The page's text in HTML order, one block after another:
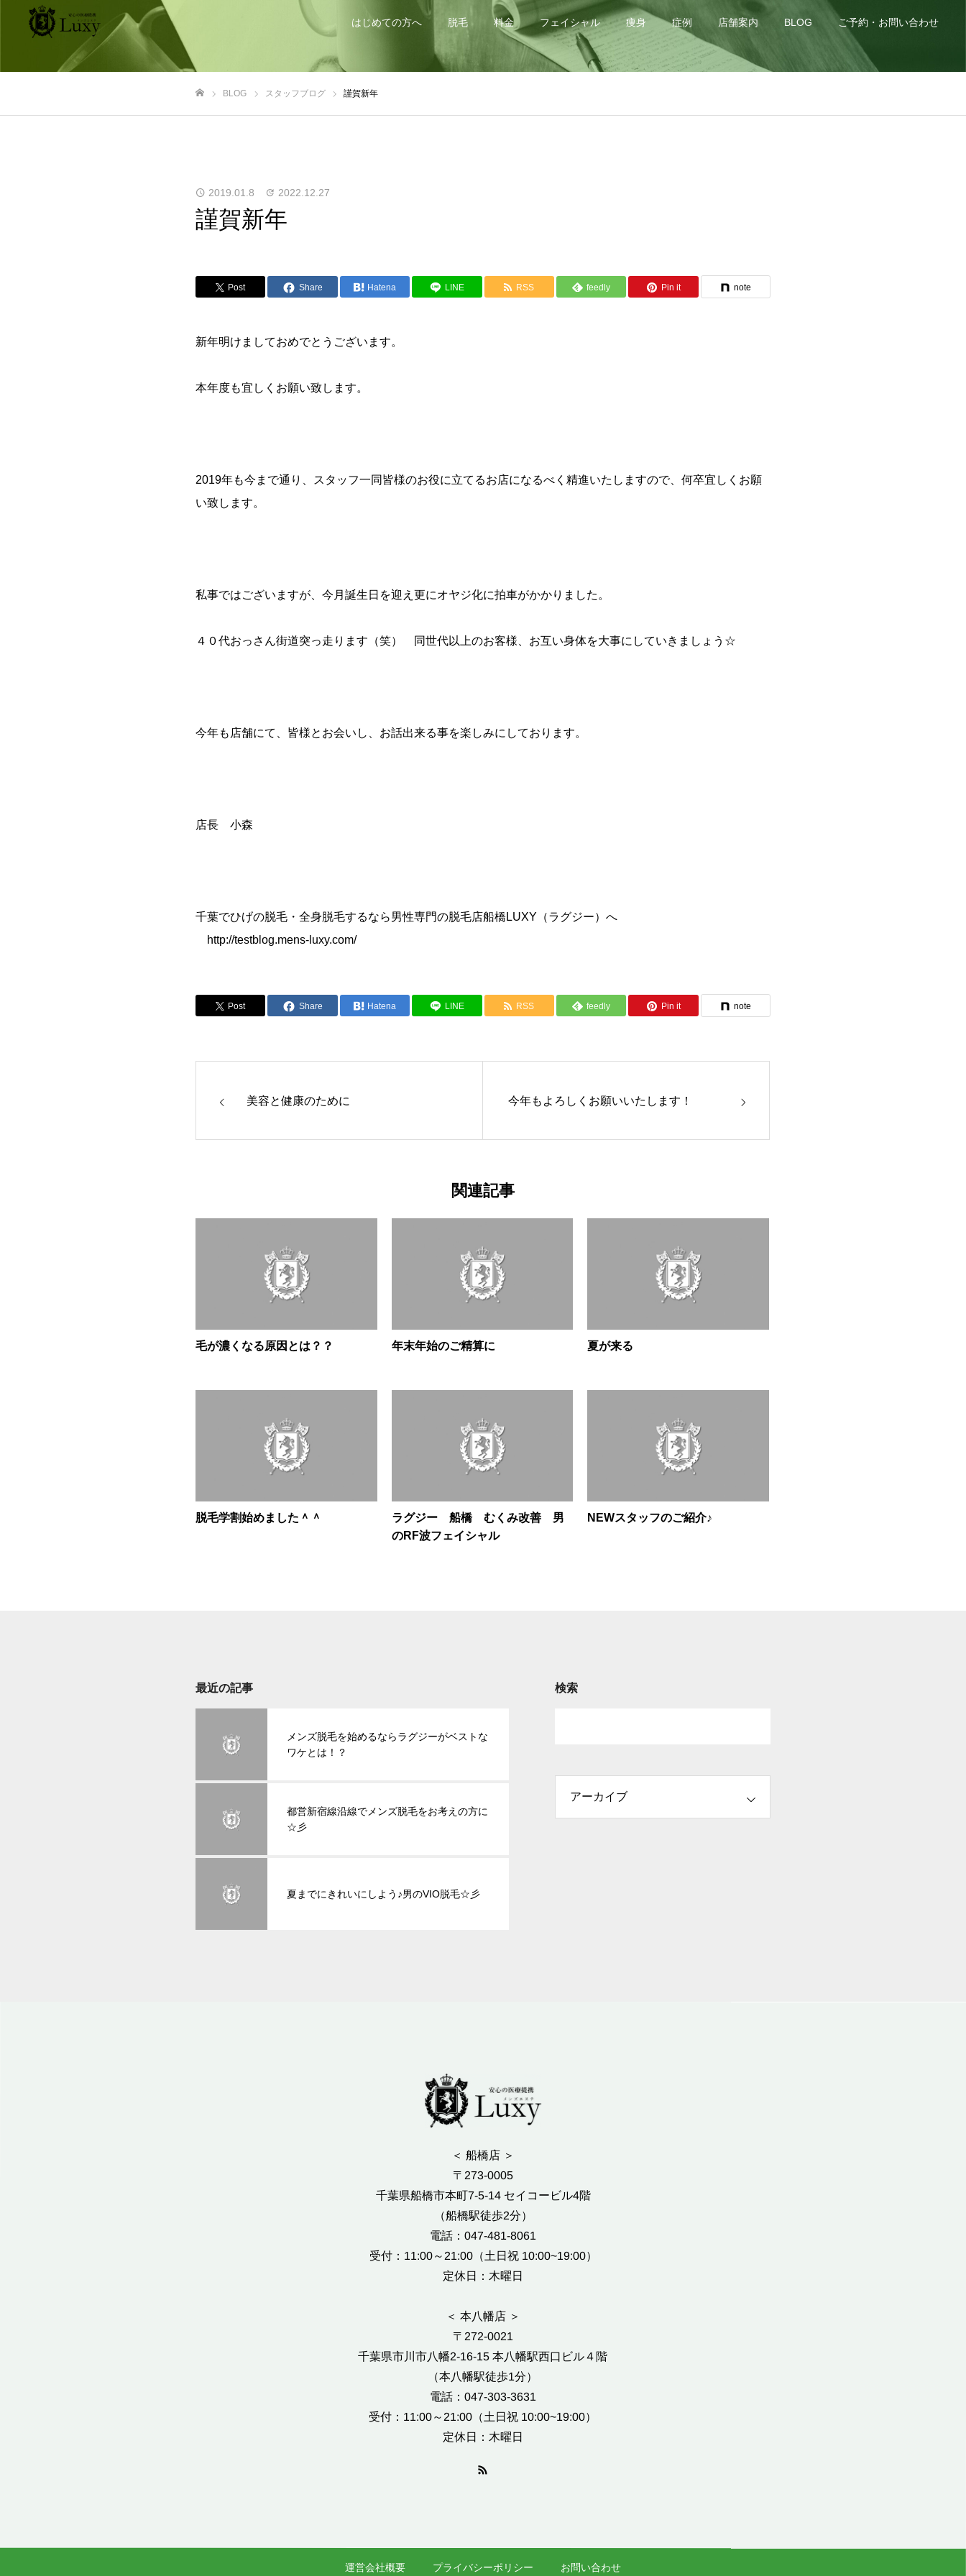
はじめての方へ 脱毛 料金 フェイシャル 痩身 症例 店舗案内 BLOG ご予約・お問い合わせ
BLOG スタッフブログ 謹賀新年
2019.01.8 2022.12.27
謹賀新年
Post Share Hatena LINE RSS feedly Pin it note
新年明けましておめでとうございます。
本年度も宜しくお願い致します。
2019年も今まで通り、スタッフ一同皆様のお役に立てるお店になるべく精進いたしますので、何卒宜しくお願
い致します。
私事ではございますが、今月誕生日を迎え更にオヤジ化に拍車がかかりました。
４０代おっさん街道突っ走ります（笑） 同世代以上のお客様、お互い身体を大事にしていきましょう☆
今年も店舗にて、皆様とお会いし、お話出来る事を楽しみにしております。
店長 小森
千葉でひげの脱毛・全身脱毛するなら男性専門の脱毛店船橋LUXY（ラグジー）へ
http://testblog.mens-luxy.com/
Post Share Hatena LINE RSS feedly Pin it note
美容と健康のために 今年もよろしくお願いいたします！
関連記事
毛が濃くなる原因とは？？ 年末年始のご精算に 夏が来る
脱毛学割始めました＾＾
ラグジー 船橋 むくみ改善 男
のRF波フェイシャル
NEWスタッフのご紹介♪
最近の記事
メンズ脱毛を始めるならラグジーがベストな
ワケとは！？
都営新宿線沿線でメンズ脱毛をお考えの方に
☆彡
夏までにきれいにしよう♪男のVIO脱毛☆彡
検索
＜ 船橋店 ＞
〒273-0005
千葉県船橋市本町7-5-14 セイコービル4階
（船橋駅徒歩2分）
電話：047-481-8061
受付：11:00～21:00（土日祝 10:00~19:00）
定休日：木曜日
＜ 本八幡店 ＞
〒272-0021
千葉県市川市八幡2-16-15 本八幡駅西口ビル４階
（本八幡駅徒歩1分）
電話：047-303-3631
受付：11:00～21:00（土日祝 10:00~19:00）
定休日：木曜日
運営会社概要 プライバシーポリシー お問い合わせ